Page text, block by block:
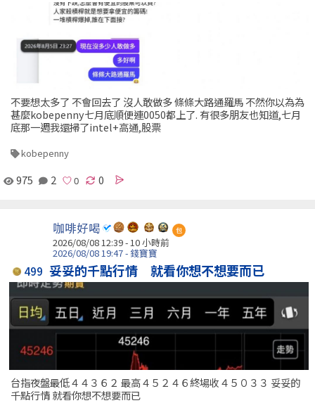
不要想太多了 不會回去了 沒人敢做多 條條大路通羅馬 不然你以為為
甚麼kobepenny七月底順便連0050都上了. 有很多朋友也知道,七月
底那一週我還掃了intel+高通,股票
kobepenny
975 2 0
咖啡好喝 包
2026/08/08 12:39 -10 小時前
2026/08/08 19:47 - 錢寶寶
499 妥妥的千點行情 就看你想不想要而已
台指夜盤最低４４３６２ 最高４５２４６終場收４５０３３ 妥妥的
千點行情 就看你想不想要而已